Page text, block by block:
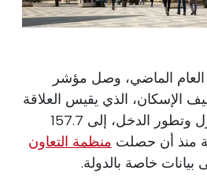
العام الماضي، وصل مؤشر
الإسكان، الذي يقيس العلاقة
بين تطور أسعار المنازل وتطور الدخل، إلى 157.7
منذ أن حصلت منظمة التعاون
بيانات خاصة بالدولة.